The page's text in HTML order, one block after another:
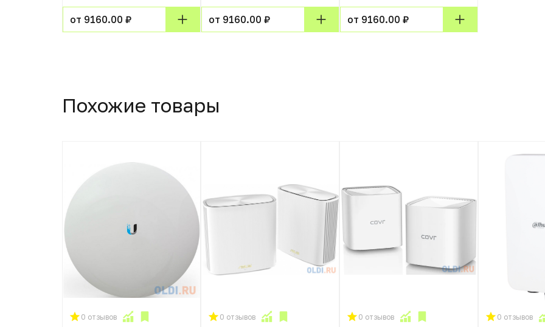
от 9160.00 ₽ от 9160.00 ₽ от 9160.00 ₽
Похожие товары
0 отзывов 0 отзывов 0 отзывов 0 отзывов